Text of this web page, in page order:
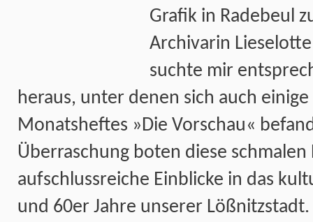
Grafik in Radebeul
Archivarin
suchte mir
heraus, unter denen sich auch
Monatsheftes »Die Vorschau«
Überraschung boten diese schmalen
aufschlussreiche Einblicke in das
und 60er Jahre unserer